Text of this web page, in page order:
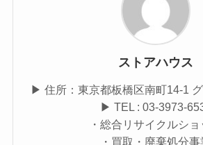
ストアハウス
▶ 住所：東京都板橋区南町14-1
▶ TEL : 03-3973-
・総合リサイクルシ
・買取・廃棄処分事